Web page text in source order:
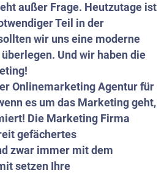
außer Frage. Heutzutage ist
Teil in der
wir uns eine moderne
Und wir haben die
Onlinemarketing Agentur für
es um das Marketing geht,
Die Marketing Firma
gefächertes
zwar immer mit dem
setzen Ihre